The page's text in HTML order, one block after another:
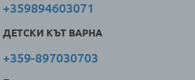
+359894603071
ДЕТСКИ КЪТ ВАРНА
+359-897030703